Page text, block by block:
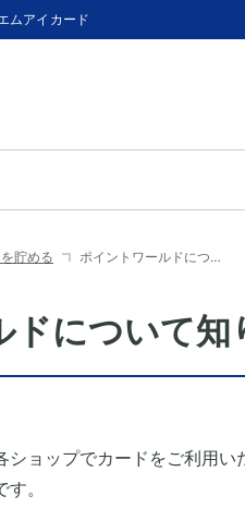
ムアイカード
貯める ポイントワールドにつ…
ドについて知
ショップでカードをご利用
。